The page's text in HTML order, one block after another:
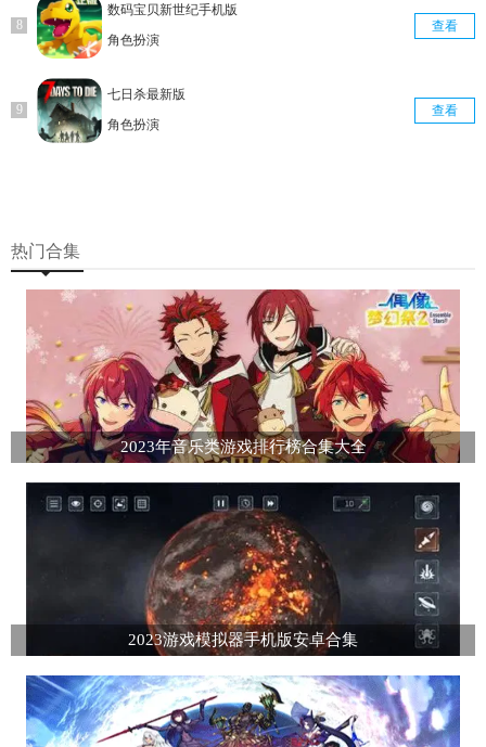
数码宝贝新世纪手机版
角色扮演
查看
七日杀最新版
角色扮演
查看
热门合集
2023年音乐类游戏排行榜合集大全
2023游戏模拟器手机版安卓合集